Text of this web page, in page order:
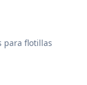
para flotillas